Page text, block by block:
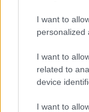
I want to
personalized
I want to
related to
device
I want to
BTC
(KBTC)
Steakhouse
Morpho Vault